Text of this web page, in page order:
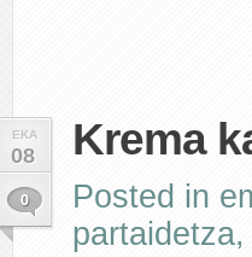
EKA
08
0
Krema
Posted in
partaidetza,